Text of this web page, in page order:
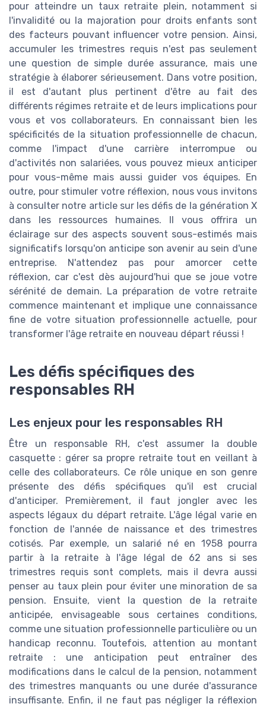
pour atteindre un taux retraite plein, notamment si
l'invalidité ou la majoration pour droits enfants sont
des facteurs pouvant influencer votre pension. Ainsi,
accumuler les trimestres requis n'est pas seulement
une question de simple durée assurance, mais une
stratégie à élaborer sérieusement. Dans votre position,
il est d'autant plus pertinent d'être au fait des
différents régimes retraite et de leurs implications pour
vous et vos collaborateurs. En connaissant bien les
spécificités de la situation professionnelle de chacun,
comme l'impact d'une carrière interrompue ou
d'activités non salariées, vous pouvez mieux anticiper
pour vous-même mais aussi guider vos équipes. En
outre, pour stimuler votre réflexion, nous vous invitons
à consulter notre article sur les défis de la génération X
dans les ressources humaines. Il vous offrira un
éclairage sur des aspects souvent sous-estimés mais
significatifs lorsqu'on anticipe son avenir au sein d'une
entreprise. N'attendez pas pour amorcer cette
réflexion, car c'est dès aujourd'hui que se joue votre
sérénité de demain. La préparation de votre retraite
commence maintenant et implique une connaissance
fine de votre situation professionnelle actuelle, pour
transformer l'âge retraite en nouveau départ réussi !
Les défis spécifiques des
responsables RH
Les enjeux pour les responsables RH
Être un responsable RH, c'est assumer la double
casquette : gérer sa propre retraite tout en veillant à
celle des collaborateurs. Ce rôle unique en son genre
présente des défis spécifiques qu'il est crucial
d'anticiper. Premièrement, il faut jongler avec les
aspects légaux du départ retraite. L'âge légal varie en
fonction de l'année de naissance et des trimestres
cotisés. Par exemple, un salarié né en 1958 pourra
partir à la retraite à l'âge légal de 62 ans si ses
trimestres requis sont complets, mais il devra aussi
penser au taux plein pour éviter une minoration de sa
pension. Ensuite, vient la question de la retraite
anticipée, envisageable sous certaines conditions,
comme une situation professionnelle particulière ou un
handicap reconnu. Toutefois, attention au montant
retraite : une anticipation peut entraîner des
modifications dans le calcul de la pension, notamment
des trimestres manquants ou une durée d'assurance
insuffisante. Enfin, il ne faut pas négliger la réflexion